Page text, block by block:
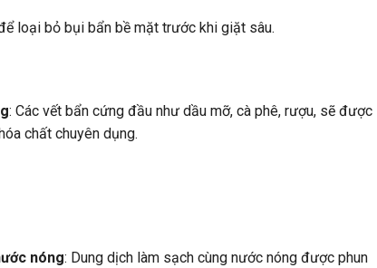
loại bỏ bụi bẩn bề mặt trước khi giặt sâu.
: Các vết bẩn cứng đầu như dầu mỡ, cà phê, rượu, sẽ được
chất chuyên dụng.
nóng: Dung dịch làm sạch cùng nước nóng được phun